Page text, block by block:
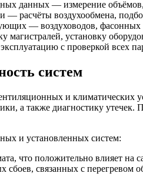
данных — измерение
— расчёты воздухообмена,
— воздуховодов, фасонных
установку
с проверкой всех
систем
и климатических
а также диагностику
и установленных систем:
что положительно влияет на
сбоев, связанных с